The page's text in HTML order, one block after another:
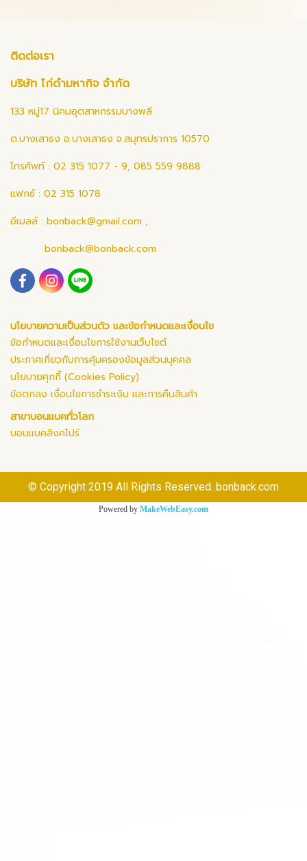
ติดต่อเรา
บริษัท ไก่ดำมหากิจ จำกัด
133 หมู่17 นิคมอุตสาหกรรมบางพลี
ต.บางเสาธง อ.บางเสาธง จ.สมุทรปราการ 10570
โทรศัพท์ : 02 315 1077 - 9, 085 559 9888
แฟกซ์ : 02 315 1078
อีเมลล์ : bonback@gmail.com ,
bonback@bonback.com
นโยบายความเป็นส่วนตัว และข้อกำหนดและเงื่อนไข
ข้อกำหนดและเงื่อนไขการใช้งานเว็บไซต์
ประกาศเกี่ยวกับการคุ้มครองข้อมูลส่วนบุคคล
นโยบายคุกกี้ (Cookies Policy)
ข้อตกลง เงื่อนไขการชำระเงิน และการคืนสินค้า
สาขาบอนแบคทั่วโลก
บอนแบคสิงคโปร์
© Copyright 2019 All Rights Reserved. bonback.com
Powered by MakeWebEasy.com